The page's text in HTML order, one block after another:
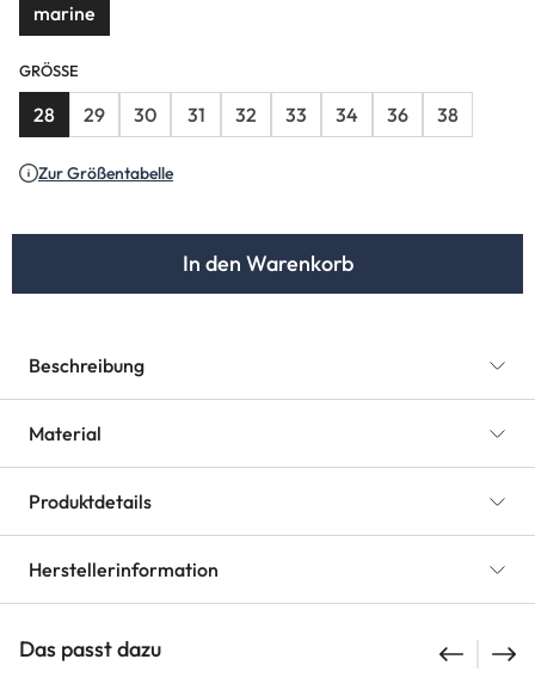
marine
GRÖSSE
28 29 30 31 32 33 34 36 38
Zur Größentabelle
In den Warenkorb
Beschreibung
Material
Produktdetails
Herstellerinformation
Das passt dazu